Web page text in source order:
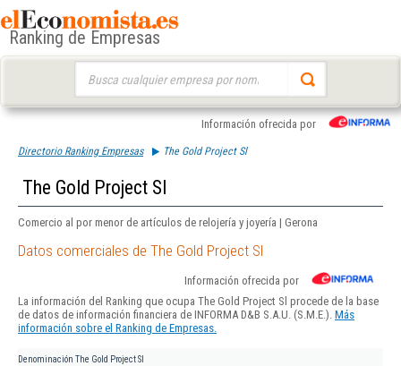
Ranking de Empresas
Información ofrecida por
Directorio Ranking Empresas The Gold Project Sl
The Gold Project Sl
Comercio al por menor de artículos de relojería y joyería | Gerona
Datos comerciales de The Gold Project Sl
Información ofrecida por
La información del Ranking que ocupa The Gold Project Sl procede de la base
de datos de información financiera de INFORMA D&B S.A.U. (S.M.E.). Más
información sobre el Ranking de Empresas.
Denominación The Gold Project Sl